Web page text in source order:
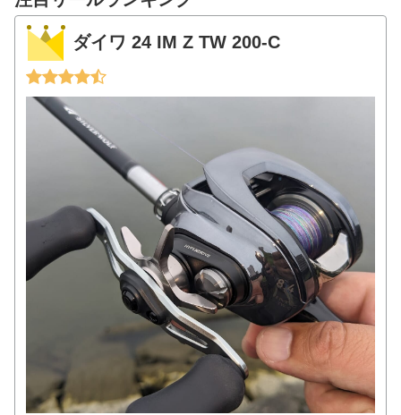
ダイワ 24 IM Z TW 200-C